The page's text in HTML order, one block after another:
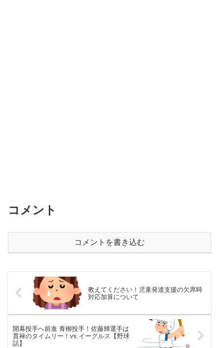
コメント
コメントを書き込む
教えてください！児童発達支援の欠席時
対応加算について
開幕投手へ前進 青柳投手！佐藤輝選手は
貫禄のタイムリー！vs.イーグルス【野球
話】